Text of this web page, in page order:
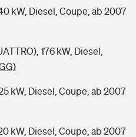
kW, Diesel, Coupe, ab 2007
176 kW, Diesel,
kW, Diesel, Coupe, ab 2007
kW, Diesel, Coupe, ab 2007